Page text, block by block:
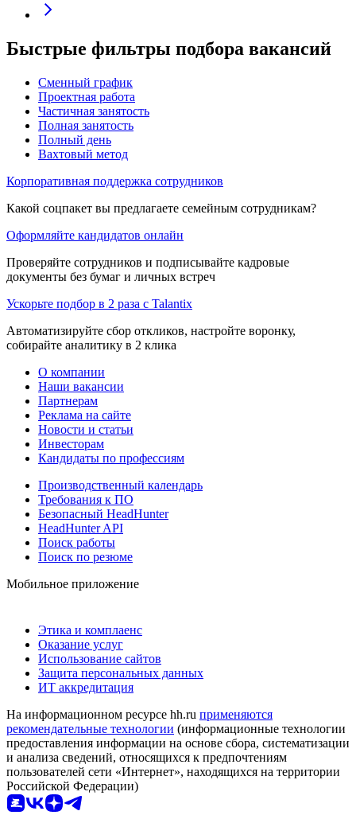
Быстрые фильтры подбора вакансий
Сменный график
Проектная работа
Частичная занятость
Полная занятость
Полный день
Вахтовый метод
Корпоративная поддержка сотрудников
Какой соцпакет вы предлагаете семейным сотрудникам?
Оформляйте кандидатов онлайн
Проверяйте сотрудников и подписывайте кадровые
документы без бумаг и личных встреч
Ускорьте подбор в 2 раза с Talantix
Автоматизируйте сбор откликов, настройте воронку,
собирайте аналитику в 2 клика
О компании
Наши вакансии
Партнерам
Реклама на сайте
Новости и статьи
Инвесторам
Кандидаты по профессиям
Производственный календарь
Требования к ПО
Безопасный HeadHunter
HeadHunter API
Поиск работы
Поиск по резюме
Мобильное приложение
Этика и комплаенс
Оказание услуг
Использование сайтов
Защита персональных данных
ИТ аккредитация
На информационном ресурсе hh.ru применяются
рекомендательные технологии (информационные технологии
предоставления информации на основе сбора, систематизации
и анализа сведений, относящихся к предпочтениям
пользователей сети «Интернет», находящихся на территории
Российской Федерации)